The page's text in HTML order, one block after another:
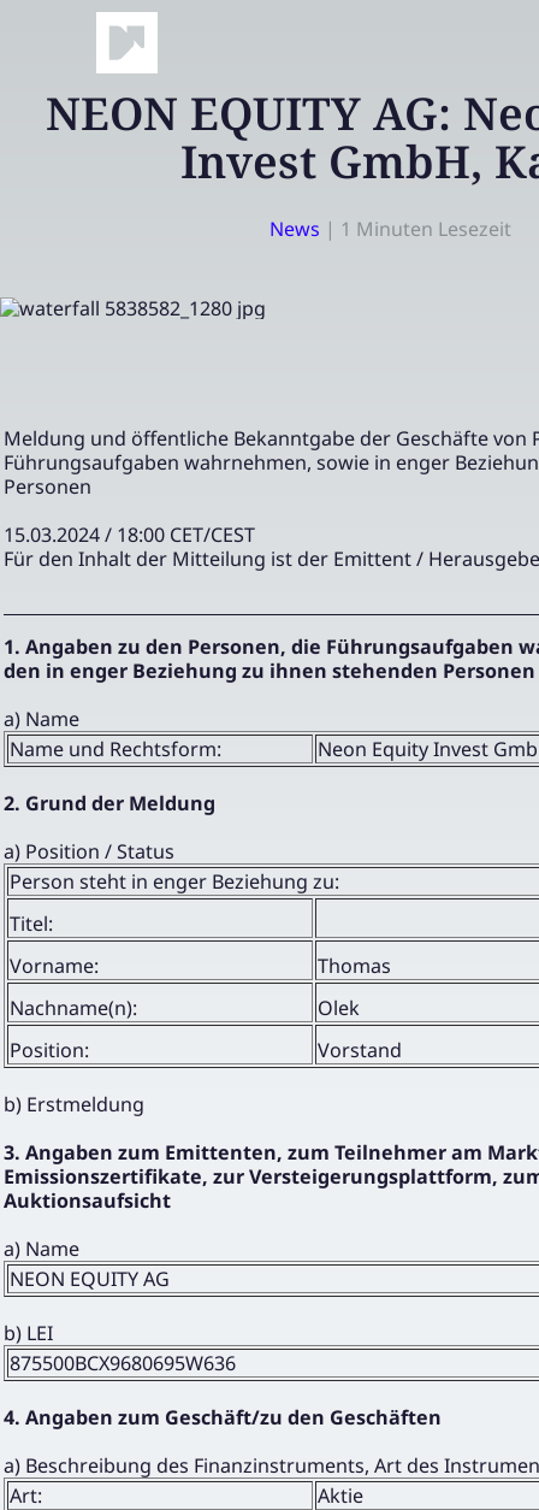
NEON EQUITY AG:
Invest GmbH,
News | 1 Minuten Lesezeit
Meldung und öffentliche Bekanntgabe der Geschäfte von
Führungsaufgaben wahrnehmen, sowie in enger
Personen
15.03.2024 / 18:00 CET/CEST
Für den Inhalt der Mitteilung ist der Emittent /
1. Angaben zu den Personen, die Führungsaufgaben
den in enger Beziehung zu ihnen stehenden Personen
a) Name
Name und Rechtsform:
Neon Equity Invest
2. Grund der Meldung
a) Position / Status
Person steht in enger Beziehung zu:
Titel:
Vorname:
Thomas
Nachname(n):
Olek
Position:
Vorstand
b) Erstmeldung
3. Angaben zum Emittenten, zum Teilnehmer am
Emissionszertifikate, zur Versteigerungsplattform,
Auktionsaufsicht
a) Name
NEON EQUITY AG
b) LEI
875500BCX9680695W636
4. Angaben zum Geschäft/zu den Geschäften
a) Beschreibung des Finanzinstruments, Art des
Art:
Aktie